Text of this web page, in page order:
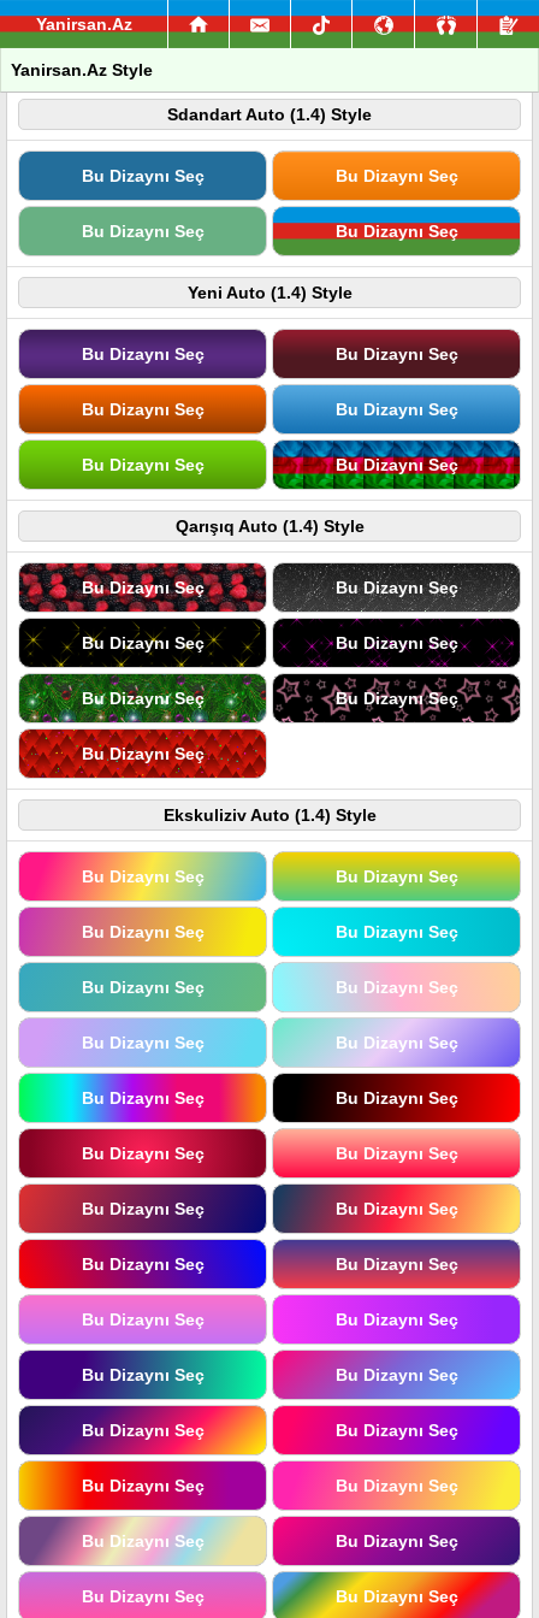
Yanirsan.Az
Yanirsan.Az Style
Sdandart Auto (1.4) Style
Bu Dizaynı Seç Bu Dizaynı Seç
Bu Dizaynı Seç Bu Dizaynı Seç
Yeni Auto (1.4) Style
Bu Dizaynı Seç Bu Dizaynı Seç
Bu Dizaynı Seç Bu Dizaynı Seç
Bu Dizaynı Seç Bu Dizaynı Seç
Qarışıq Auto (1.4) Style
Bu Dizaynı Seç Bu Dizaynı Seç
Bu Dizaynı Seç Bu Dizaynı Seç
Bu Dizaynı Seç Bu Dizaynı Seç
Bu Dizaynı Seç
Ekskuliziv Auto (1.4) Style
Bu Dizaynı Seç Bu Dizaynı Seç
Bu Dizaynı Seç Bu Dizaynı Seç
Bu Dizaynı Seç Bu Dizaynı Seç
Bu Dizaynı Seç Bu Dizaynı Seç
Bu Dizaynı Seç Bu Dizaynı Seç
Bu Dizaynı Seç Bu Dizaynı Seç
Bu Dizaynı Seç Bu Dizaynı Seç
Bu Dizaynı Seç Bu Dizaynı Seç
Bu Dizaynı Seç Bu Dizaynı Seç
Bu Dizaynı Seç Bu Dizaynı Seç
Bu Dizaynı Seç Bu Dizaynı Seç
Bu Dizaynı Seç Bu Dizaynı Seç
Bu Dizaynı Seç Bu Dizaynı Seç
Bu Dizaynı Seç Bu Dizaynı Seç